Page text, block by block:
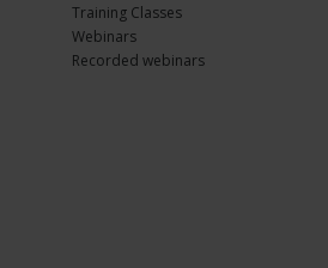
Training Classes
Webinars
Recorded webinars